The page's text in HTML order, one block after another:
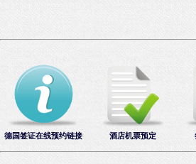
德国签证在线预约链接 酒店机票预定